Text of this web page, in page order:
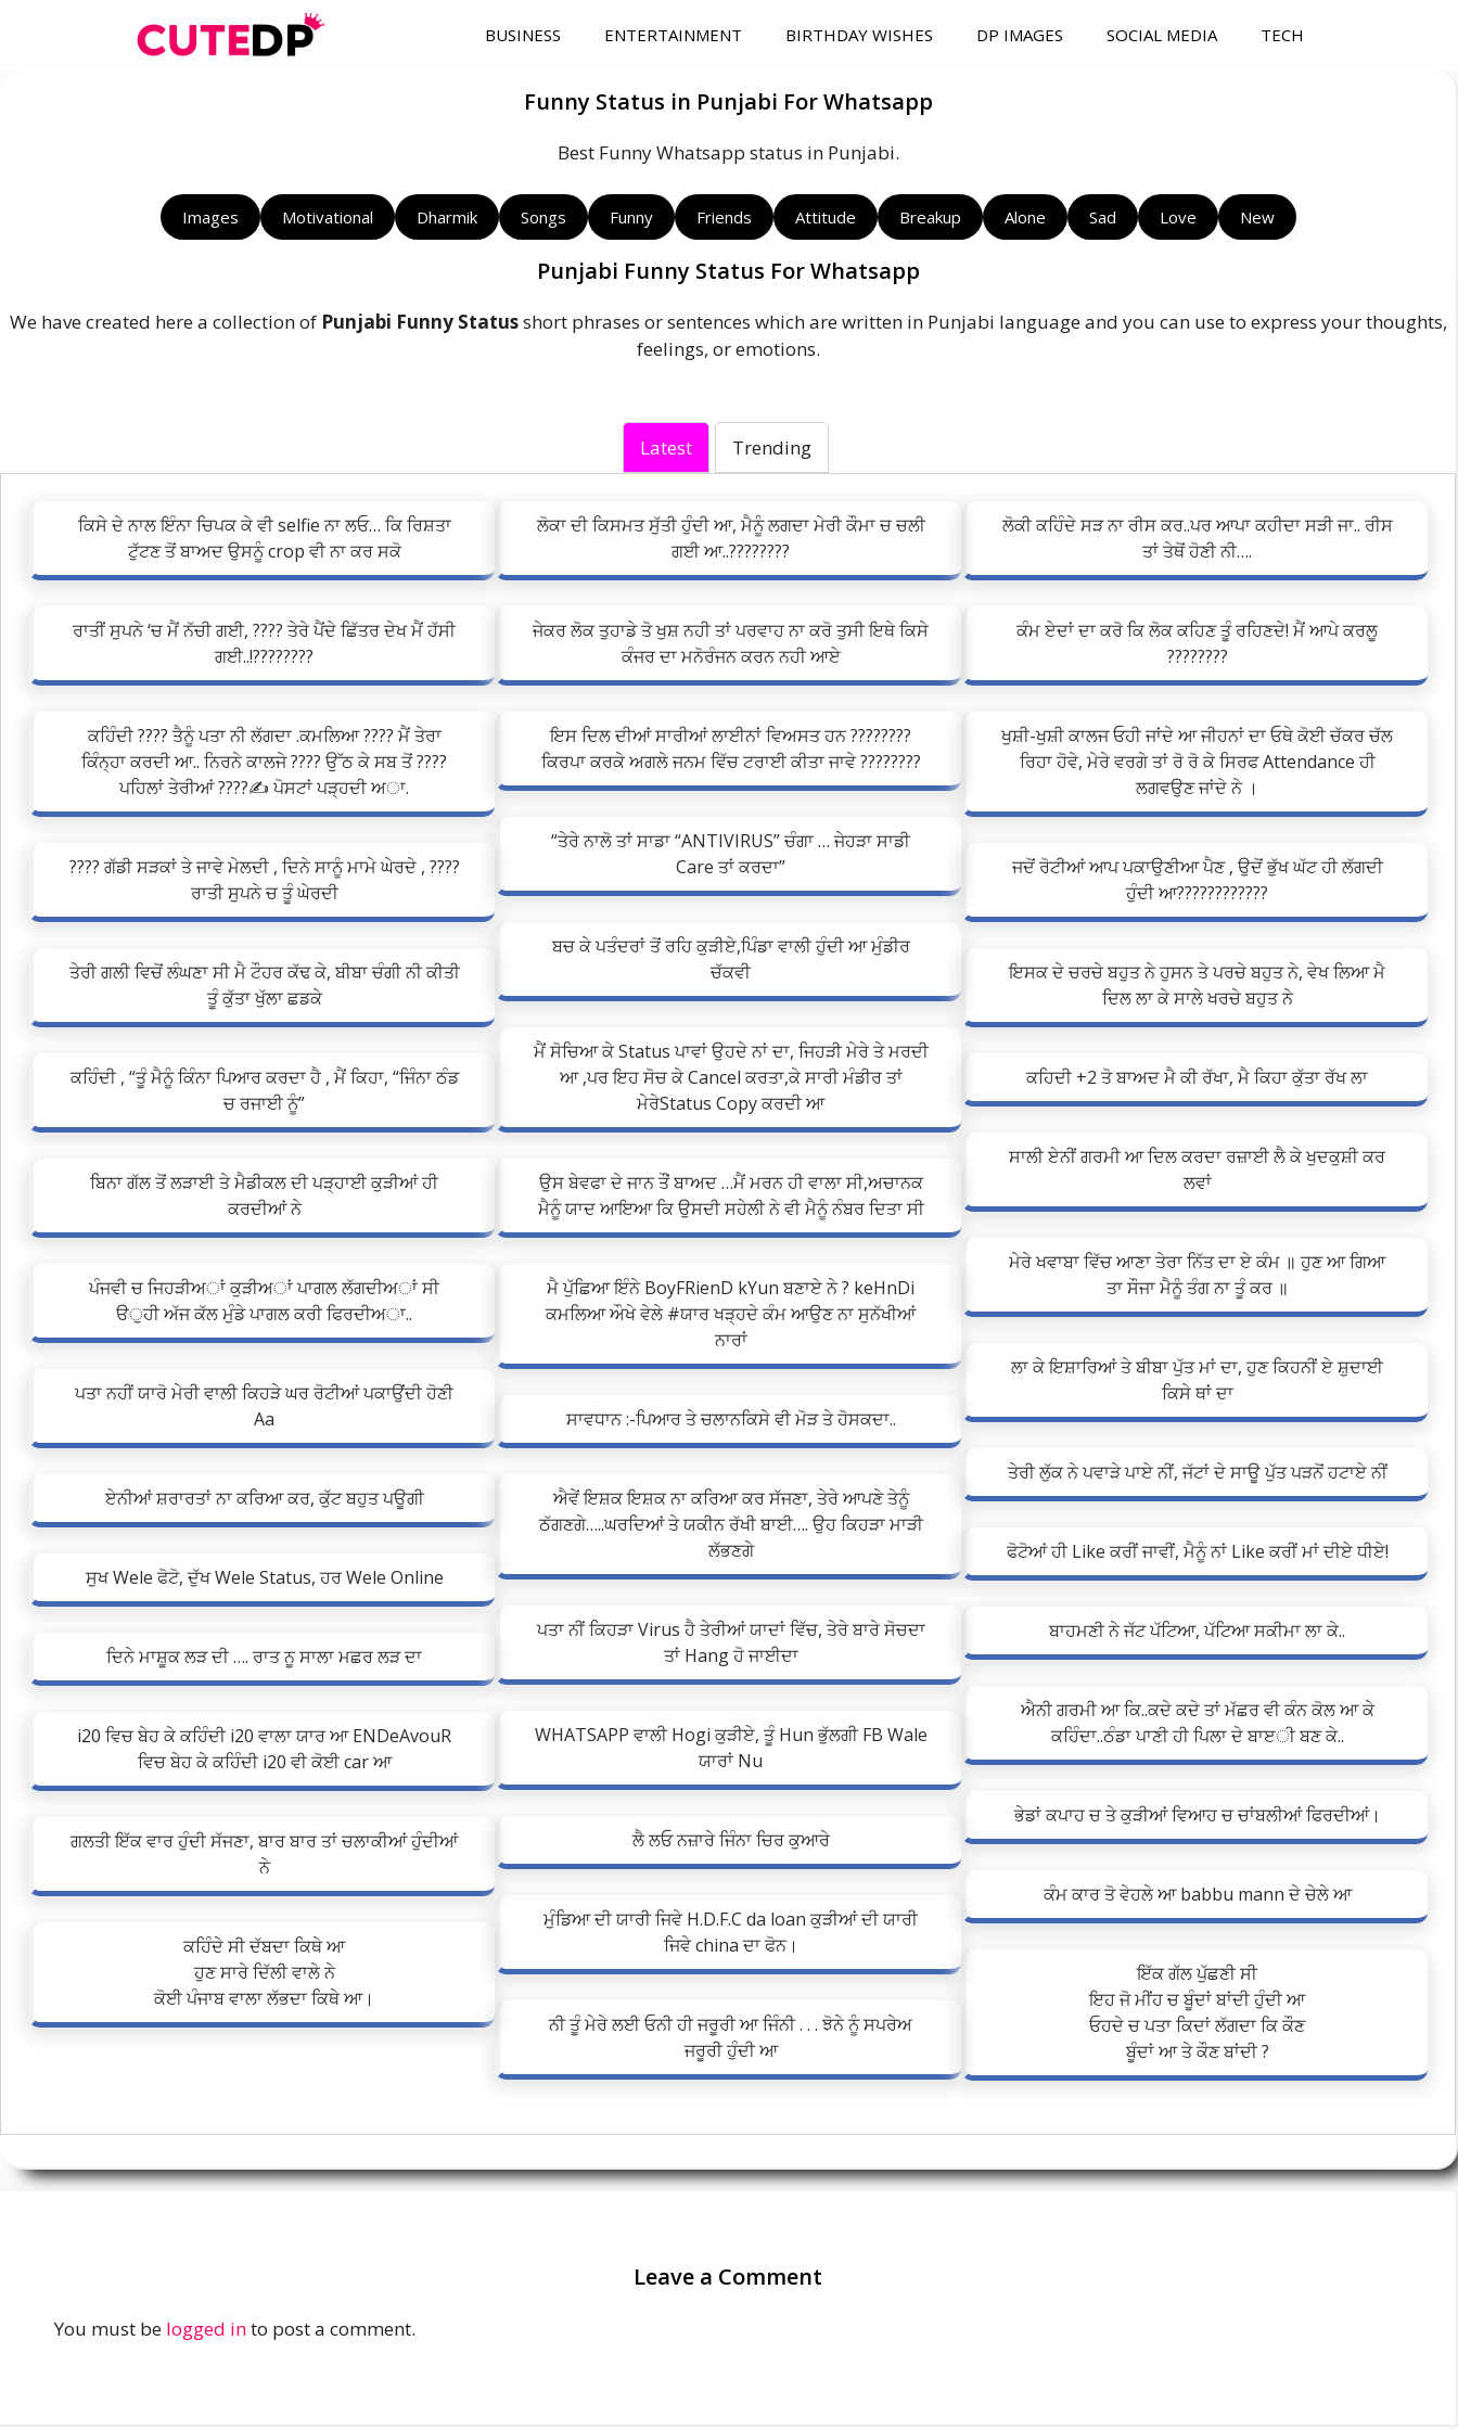
BUSINESS ENTERTAINMENT BIRTHDAY WISHES DP IMAGES SOCIAL MEDIA TECH
Funny Status in Punjabi For Whatsapp
Best Funny Whatsapp status in Punjabi.
Images Motivational Dharmik Songs Funny Friends Attitude Breakup Alone Sad Love New
Punjabi Funny Status For Whatsapp
We have created here a collection of Punjabi Funny Statusshort phrases or sentences which are written in Punjabi language and you can use to express your thoughts,
feelings, or emotions.
Latest Trending
ਕਿਸੇ ਦੇ ਨਾਲ ਇੰਨਾ ਚਿਪਕ ਕੇ ਵੀ selfie ਨਾ ਲਓ… ਕਿ ਰਿਸ਼ਤਾ
ਟੁੱਟਣ ਤੋਂ ਬਾਅਦ ਉਸਨੂੰ crop ਵੀ ਨਾ ਕਰ ਸਕੋ
ਰਾਤੀਂ ਸੁਪਨੇ ‘ਚ ਮੈਂ ਨੱਚੀ ਗਈ, ???? ਤੇਰੇ ਪੈਂਦੇ ਛਿੱਤਰ ਦੇਖ ਮੈਂ ਹੱਸੀ
ਗਈ..!????????
ਕਹਿੰਦੀ ???? ਤੈਨੂੰ ਪਤਾ ਨੀ ਲੱਗਦਾ .ਕਮਲਿਆ ???? ਮੈਂ ਤੇਰਾ
ਕਿੰਨ੍ਹਾ ਕਰਦੀ ਆ.. ਨਿਰਨੇ ਕਾਲਜੇ ???? ਉੱਠ ਕੇ ਸਬ ਤੋਂ ????
ਪਹਿਲਾਂ ਤੇਰੀਆਂ ????✍ ਪੋਸਟਾਂ ਪੜ੍ਹਦੀ ਅਾ.
???? ਗੱਡੀ ਸੜਕਾਂ ਤੇ ਜਾਵੇ ਮੇਲਦੀ , ਦਿਨੇ ਸਾਨੂੰ ਮਾਮੇ ਘੇਰਦੇ , ????
ਰਾਤੀ ਸੁਪਨੇ ਚ ਤੂੰ ਘੇਰਦੀ
ਤੇਰੀ ਗਲੀ ਵਿਚੋਂ ਲੰਘਣਾ ਸੀ ਮੈ ਟੌਹਰ ਕੱਢ ਕੇ, ਬੀਬਾ ਚੰਗੀ ਨੀ ਕੀਤੀ
ਤੂੰ ਕੁੱਤਾ ਖੁੱਲਾ ਛਡਕੇ
ਕਹਿੰਦੀ , “ਤੂੰ ਮੈਨੂੰ ਕਿੰਨਾ ਪਿਆਰ ਕਰਦਾ ਹੈ , ਮੈਂ ਕਿਹਾ, “ਜਿੰਨਾ ਠੰਡ
ਚ ਰਜਾਈ ਨੂੰ”
ਬਿਨਾ ਗੱਲ ਤੋਂ ਲੜਾਈ ਤੇ ਮੈਡੀਕਲ ਦੀ ਪੜ੍ਹਾਈ ਕੁੜੀਆਂ ਹੀ
ਕਰਦੀਆਂ ਨੇ
ਪੰਜਵੀ ਚ ਜਿਹੜੀਅਾਂ ਕੁੜੀਅਾਂ ਪਾਗਲ ਲੱਗਦੀਅਾਂ ਸੀ
ੳੁਹੀ ਅੱਜ ਕੱਲ ਮੁੰਡੇ ਪਾਗਲ ਕਰੀ ਫਿਰਦੀਅਾ..
ਪਤਾ ਨਹੀਂ ਯਾਰੋ ਮੇਰੀ ਵਾਲੀ ਕਿਹੜੇ ਘਰ ਰੋਟੀਆਂ ਪਕਾਉਂਦੀ ਹੋਣੀ
Aa
ਏਨੀਆਂ ਸ਼ਰਾਰਤਾਂ ਨਾ ਕਰਿਆ ਕਰ, ਕੁੱਟ ਬਹੁਤ ਪਊਗੀ
ਸੁਖ Wele ਫੋਟੋ, ਦੁੱਖ Wele Status, ਹਰ Wele Online
ਦਿਨੇ ਮਾਸ਼ੂਕ ਲੜ ਦੀ …. ਰਾਤ ਨੂ ਸਾਲਾ ਮਛਰ ਲੜ ਦਾ
i20 ਵਿਚ ਬੇਹ ਕੇ ਕਹਿੰਦੀ i20 ਵਾਲਾ ਯਾਰ ਆ ENDeAvouR
ਵਿਚ ਬੇਹ ਕੇ ਕਹਿੰਦੀ i20 ਵੀ ਕੋਈ car ਆ
ਗਲਤੀ ਇੱਕ ਵਾਰ ਹੁੰਦੀ ਸੱਜਣਾ, ਬਾਰ ਬਾਰ ਤਾਂ ਚਲਾਕੀਆਂ ਹੁੰਦੀਆਂ
ਨੇ
ਕਹਿੰਦੇ ਸੀ ਦੱਬਦਾ ਕਿਥੇ ਆ
ਹੁਣ ਸਾਰੇ ਦਿੱਲੀ ਵਾਲੇ ਨੇ
ਕੋਈ ਪੰਜਾਬ ਵਾਲਾ ਲੱਭਦਾ ਕਿਥੇ ਆ।
ਲੋਕਾ ਦੀ ਕਿਸਮਤ ਸੁੱਤੀ ਹੁੰਦੀ ਆ, ਮੈਨੂੰ ਲਗਦਾ ਮੇਰੀ ਕੌਮਾ ਚ ਚਲੀ
ਗਈ ਆ..????????
ਜੇਕਰ ਲੋਕ ਤੁਹਾਡੇ ਤੋ ਖੁਸ਼ ਨਹੀ ਤਾਂ ਪਰਵਾਹ ਨਾ ਕਰੋ ਤੁਸੀ ਇਥੇ ਕਿਸੇ
ਕੰਜਰ ਦਾ ਮਨੋਰੰਜਨ ਕਰਨ ਨਹੀ ਆਏ
ਇਸ ਦਿਲ ਦੀਆਂ ਸਾਰੀਆਂ ਲਾਈਨਾਂ ਵਿਅਸਤ ਹਨ ????????
ਕਿਰਪਾ ਕਰਕੇ ਅਗਲੇ ਜਨਮ ਵਿੱਚ ਟਰਾਈ ਕੀਤਾ ਜਾਵੇ ????????
“ਤੇਰੇ ਨਾਲੋ ਤਾਂ ਸਾਡਾ “ANTIVIRUS” ਚੰਗਾ … ਜੇਹੜਾ ਸਾਡੀ
Care ਤਾਂ ਕਰਦਾ”
ਬਚ ਕੇ ਪਤੰਦਰਾਂ ਤੋਂ ਰਹਿ ਕੁੜੀਏ,ਪਿੰਡਾ ਵਾਲੀ ਹੁੰਦੀ ਆ ਮੁੰਡੀਰ
ਚੱਕਵੀ
ਮੈਂ ਸੋਚਿਆ ਕੇ Status ਪਾਵਾਂ ਉਹਦੇ ਨਾਂ ਦਾ, ਜਿਹੜੀ ਮੇਰੇ ਤੇ ਮਰਦੀ
ਆ ,ਪਰ ਇਹ ਸੋਚ ਕੇ Cancel ਕਰਤਾ,ਕੇ ਸਾਰੀ ਮੰਡੀਰ ਤਾਂ
ਮੇਰੇStatus Copy ਕਰਦੀ ਆ
ਉਸ ਬੇਵਫਾ ਦੇ ਜਾਨ ਤੌਂ ਬਾਅਦ …ਮੈਂ ਮਰਨ ਹੀ ਵਾਲਾ ਸੀ,ਅਚਾਨਕ
ਮੈਨੂੰ ਯਾਦ ਆਇਆ ਕਿ ਉਸਦੀ ਸਹੇਲੀ ਨੇ ਵੀ ਮੈਨੂੰ ਨੰਬਰ ਦਿਤਾ ਸੀ
ਮੈ ਪੁੱਛਿਆ ਇੰਨੇ BoyFRienD kYun ਬਣਾਏ ਨੇ ? keHnDi
ਕਮਲਿਆ ਔਖੇ ਵੇਲੇ #ਯਾਰ ਖੜ੍ਹਦੇ ਕੰਮ ਆਉਣ ਨਾ ਸੁਨੱਖੀਆਂ
ਨਾਰਾਂ
ਸਾਵਧਾਨ :-ਪਿਆਰ ਤੇ ਚਲਾਨਕਿਸੇ ਵੀ ਮੋੜ ਤੇ ਹੋਸਕਦਾ..
ਐਵੇਂ ਇਸ਼ਕ ਇਸ਼ਕ ਨਾ ਕਰਿਆ ਕਰ ਸੱਜਣਾ, ਤੇਰੇ ਆਪਣੇ ਤੇਨੂੰ
ਠੱਗਣਗੇ…..ਘਰਦਿਆਂ ਤੇ ਯਕੀਨ ਰੱਖੀ ਬਾਈ…. ਉਹ ਕਿਹੜਾ ਮਾੜੀ
ਲੱਭਣਗੇ
ਪਤਾ ਨੀਂ ਕਿਹੜਾ Virus ਹੈ ਤੇਰੀਆਂ ਯਾਦਾਂ ਵਿੱਚ, ਤੇਰੇ ਬਾਰੇ ਸੋਚਦਾ
ਤਾਂ Hang ਹੋ ਜਾਈਦਾ
WHATSAPP ਵਾਲੀ Hogi ਕੁੜੀਏ, ਤੂੰ Hun ਭੁੱਲਗੀ FB Wale
ਯਾਰਾਂ Nu
ਲੈ ਲਓ ਨਜ਼ਾਰੇ ਜਿੰਨਾ ਚਿਰ ਕੁਆਰੇ
ਮੁੰਡਿਆ ਦੀ ਯਾਰੀ ਜਿਵੇ H.D.F.C da ‪loan ਕੁੜੀਆਂ ਦੀ ਯਾਰੀ
ਜਿਵੇ china ਦਾ ਫੋਨ।
ਨੀ ਤੂੰ ਮੇਰੇ ਲਈ ਓਨੀ ਹੀ ਜਰੂਰੀ ਆ ਜਿੰਨੀ . . . ਝੋਨੇ ਨੂੰ ਸਪਰੇਅ
ਜਰੂਰੀ ਹੁੰਦੀ ਆ
ਲੋਕੀ ਕਹਿੰਦੇ ਸੜ ਨਾ ਰੀਸ ਕਰ..ਪਰ ਆਪਾ ਕਹੀਦਾ ਸੜੀ ਜਾ.. ਰੀਸ
ਤਾਂ ਤੇਥੋਂ ਹੋਣੀ ਨੀ….
ਕੰਮ ਏਦਾਂ ਦਾ ਕਰੋ ਕਿ ਲੋਕ ਕਹਿਣ ਤੂੰ ਰਹਿਣਦੇ! ਮੈਂ ਆਪੇ ਕਰਲੂ
????????
ਖੁਸ਼ੀ-ਖੁਸ਼ੀ ਕਾਲਜ ਓਹੀ ਜਾਂਦੇ ਆ ਜੀਹਨਾਂ ਦਾ ਓਥੇ ਕੋਈ ਚੱਕਰ ਚੱਲ
ਰਿਹਾ ਹੋਵੇ, ਮੇਰੇ ਵਰਗੇ ਤਾਂ ਰੋ ਰੋ ਕੇ ਸਿਰਫ Attendance ਹੀ
ਲਗਵਉਣ ਜਾਂਦੇ ਨੇ ।
ਜਦੋਂ ਰੋਟੀਆਂ ਆਪ ਪਕਾਉਣੀਆ ਪੈਣ , ਉਦੋਂ ਭੁੱਖ ਘੱਟ ਹੀ ਲੱਗਦੀ
ਹੁੰਦੀ ਆ????????????
ਇਸਕ ਦੇ ਚਰਚੇ ਬਹੁਤ ਨੇ ਹੁਸਨ ਤੇ ਪਰਚੇ ਬਹੁਤ ਨੇ, ਵੇਖ ਲਿਆ ਮੈ
ਦਿਲ ਲਾ ਕੇ ਸਾਲੇ ਖਰਚੇ ਬਹੁਤ ਨੇ
ਕਹਿਦੀ +2 ਤੋ ਬਾਅਦ ਮੈ ਕੀ ਰੱਖਾ, ਮੈ ਕਿਹਾ ਕੁੱਤਾ ਰੱਖ ਲਾ
ਸਾਲੀ ਏਨੀਂ ਗਰਮੀ ਆ ਦਿਲ ਕਰਦਾ ਰਜ਼ਾਈ ਲੈ ਕੇ ਖੁਦਕੁਸ਼ੀ ਕਰ
ਲਵਾਂ
ਮੇਰੇ ਖਵਾਬਾ ਵਿੱਚ ਆਣਾ ਤੇਰਾ ਨਿੱਤ ਦਾ ਏ ਕੰਮ ॥ ਹੁਣ ਆ ਗਿਆ
ਤਾ ਸੌਜਾ ਮੈਨੂੰ ਤੰਗ ਨਾ ਤੂੰ ਕਰ ॥
ਲਾ ਕੇ ਇਸ਼ਾਰਿਆਂ ਤੇ ਬੀਬਾ ਪੁੱਤ ਮਾਂ ਦਾ, ਹੁਣ ਕਿਹਨੀਂ ਏ ਸ਼ੁਦਾਈ
ਕਿਸੇ ਥਾਂ ਦਾ
ਤੇਰੀ ਲੁੱਕ ਨੇ ਪਵਾੜੇ ਪਾਏ ਨੀਂ, ਜੱਟਾਂ ਦੇ ਸਾਊ ਪੁੱਤ ਪੜਨੋਂ ਹਟਾਏ ਨੀਂ
ਫੋਟੋਆਂ ਹੀ Like ਕਰੀਂ ਜਾਵੀਂ, ਮੈਨੂੰ ਨਾਂ Like ਕਰੀਂ ਮਾਂ ਦੀਏ ਧੀਏ!
ਬਾਹਮਣੀ ਨੇ ਜੱਟ ਪੱਟਿਆ, ਪੱਟਿਆ ਸਕੀਮਾ ਲਾ ਕੇ..
ਐਨੀ ਗਰਮੀ ਆ ਕਿ..ਕਦੇ ਕਦੇ ਤਾਂ ਮੱਛਰ ਵੀ ਕੰਨ ਕੋਲ ਆ ਕੇ
ਕਹਿੰਦਾ..ਠੰਡਾ ਪਾਣੀ ਹੀ ਪਿਲਾ ਦੇ ਬਾੲੀ ਬਣ ਕੇ..
ਭੇਡਾਂ ਕਪਾਹ ਚ ਤੇ ਕੁੜੀਆਂ ਵਿਆਹ ਚ ਚਾਂਬਲੀਆਂ ਫਿਰਦੀਆਂ।
ਕੰਮ ਕਾਰ ਤੋ ਵੇਹਲੇ ਆ babbu mann ਦੇ ਚੇਲੇ ਆ
ਇੱਕ ਗੱਲ ਪੁੱਛਣੀ ਸੀ
ਇਹ ਜੋ ਮੀਂਹ ਚ ਬੂੰਦਾਂ ਬਾਂਦੀ ਹੁੰਦੀ ਆ
ਓਹਦੇ ਚ ਪਤਾ ਕਿਦਾਂ ਲੱਗਦਾ ਕਿ ਕੌਣ
ਬੂੰਦਾਂ ਆ ਤੇ ਕੌਣ ਬਾਂਦੀ ?
Leave a Comment
You must be logged into post a comment.